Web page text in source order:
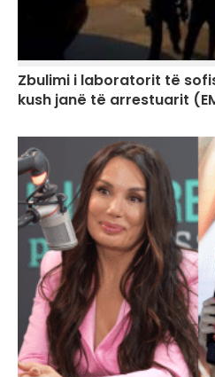
Zbulimi i laboratorit të
kush janë të arrestuarit